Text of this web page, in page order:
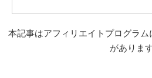
本記事はアフィリエイトプログラ
がありま